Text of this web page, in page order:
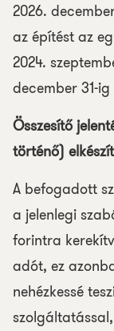
2026.
az építést az
2024.
december 31-
Összesítő
történő)
A befogadott
a jelenlegi
forintra
adót, ez
nehézkessé